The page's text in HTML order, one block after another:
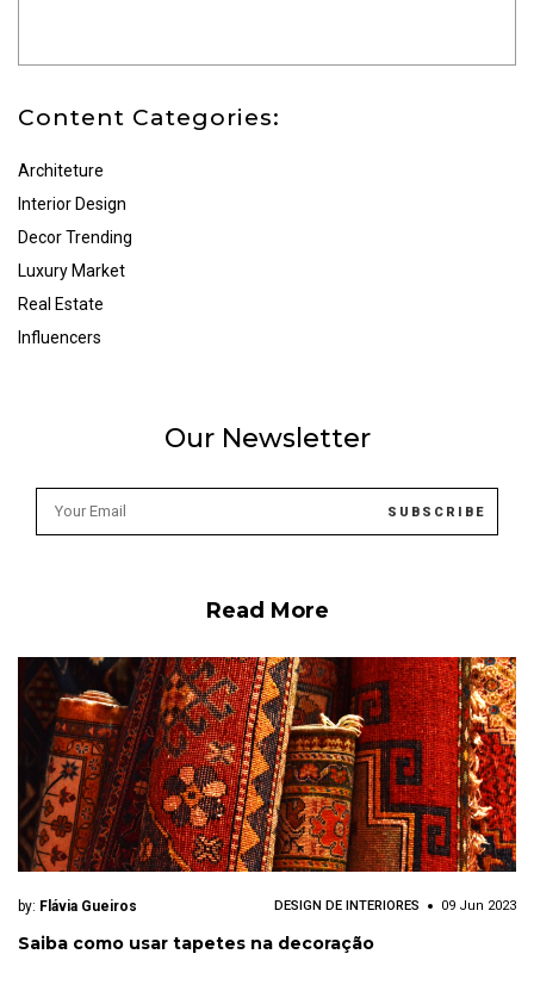
Content Categories:
Architeture
Interior Design
Decor Trending
Luxury Market
Real Estate
Influencers
Our Newsletter
Read More
by: Flávia Gueiros DESIGN DE INTERIORES 09 Jun 2023
Saiba como usar tapetes na decoração